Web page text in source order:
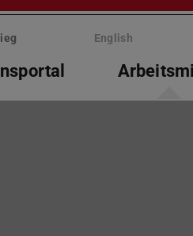
English